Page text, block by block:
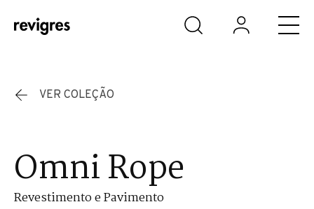
Saltar para o conteúdo principal
VER COLEÇÃO
Omni Rope
Revestimento e Pavimento